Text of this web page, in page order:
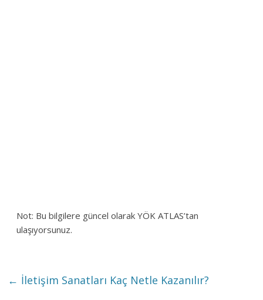
Not: Bu bilgilere güncel olarak YÖK ATLAS’tan
ulaşıyorsunuz.
← İletişim Sanatları Kaç Netle Kazanılır?